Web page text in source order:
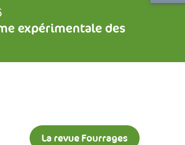
expérimentale des
La revue Fourrages